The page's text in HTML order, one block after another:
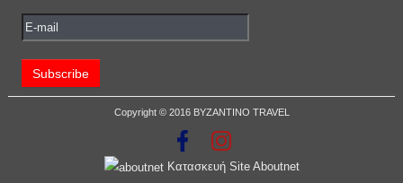
Copyright © 2016 BYZANTINO TRAVEL
Κατασκευή Site Aboutnet